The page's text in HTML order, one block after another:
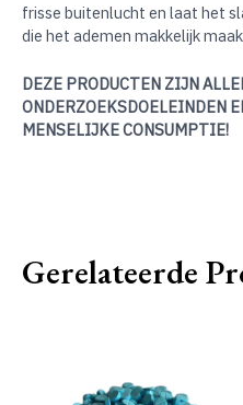
frisse buitenlucht en laat het
die het ademen makkelijk
DEZE PRODUCTEN ZIJN
ONDERZOEKSDOELEINDEN
MENSELIJKE CONSUMPTIE!
Gerelateerde